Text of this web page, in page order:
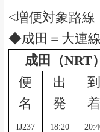
<増便対象路線
◆成田＝大連
成田（NRT
便
名
出
発
到
着
IJ237 18:20